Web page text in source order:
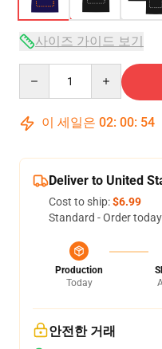
사이즈 가이드 보기
이 세일은 02: 00: 53
Deliver to United
Cost to ship:$6.99
Standard - Order
Production
Today
안전한 거래